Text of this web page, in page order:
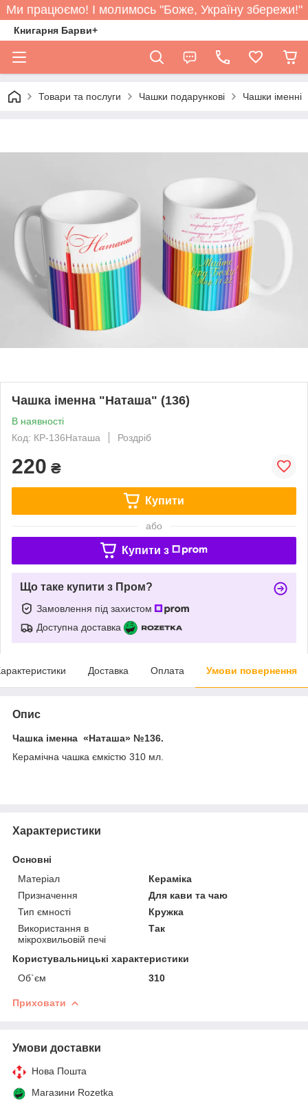
Ми працюємо! І молимось "Боже, Україну збережи!"
Книгарня Барви+
Товари та послуги Чашки подарункові Чашки іменні
Чашка іменна "Наташа" (136)
В наявності
Код: КР-136Наташа
Роздріб
220 ₴
Купити
або
Купити з
Що таке купити з Пром?
Замовлення під захистом
Доступна доставка
Доставка Оплата Умови повернення
Опис
Чашка іменна «Наташа» №136.
Керамічна чашка ємкістю 310 мл.
Характеристики
Основні
Матеріал
Кераміка
Призначення
Для кави та чаю
Тип ємності
Кружка
Використання в
мікрохвильовій печі
Так
Користувальницькі характеристики
Об`єм
310
Приховати
Умови доставки
Нова Пошта
Магазини Rozetka